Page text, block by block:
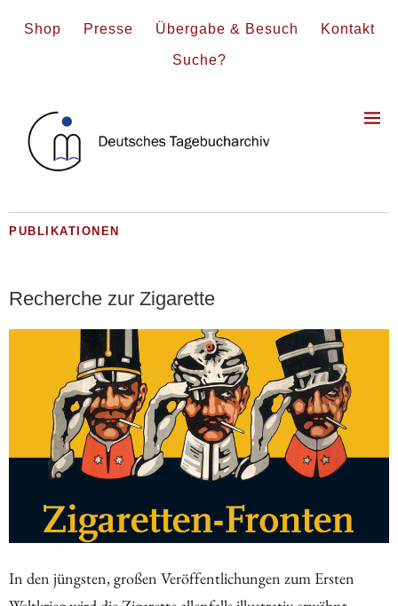
Shop Presse Übergabe & Besuch Kontakt
Suche?
PUBLIKATIONEN
Recherche zur Zigarette
In den jüngsten, großen Veröffentlichungen zum Ersten